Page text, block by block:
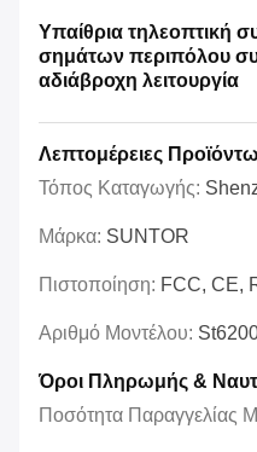
Υπαίθρια τηλεοπτική
σημάτων περιπόλου
αδιάβροχη λειτουργία
Λεπτομέρειες
Τόπος Καταγωγής:
Μάρκα: SUNTOR
Πιστοποίηση: FCC, CE,
Αριθμό Μοντέλου:
Όροι Πληρωμής &
Ποσότητα Παραγγελίας